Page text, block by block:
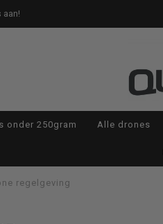
gratis verzonden
onder 250gram Alle drones
regelgeving